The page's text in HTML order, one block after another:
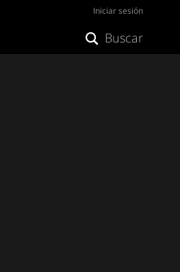
Iniciar sesión
Buscar